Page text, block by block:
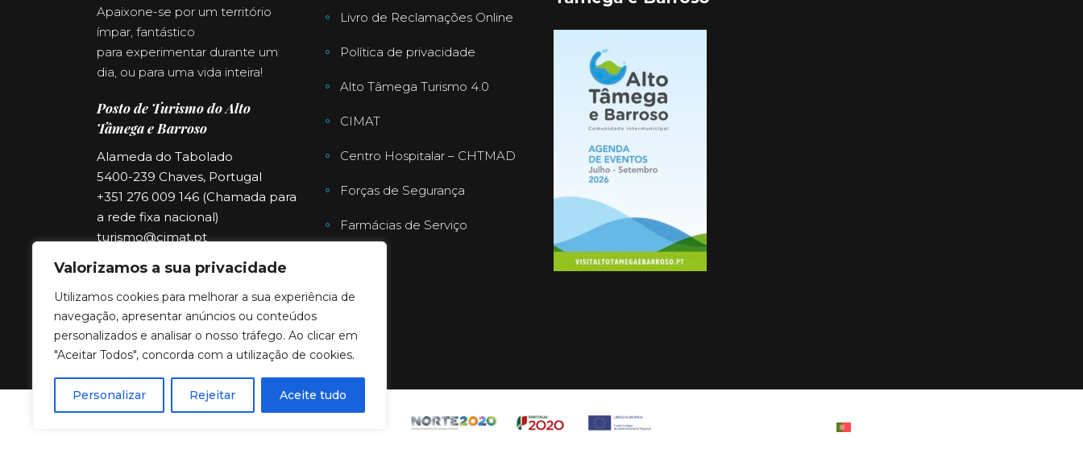
Valorizamos a sua privacidade
Utilizamos cookies para melhorar a sua experiência de
navegação, apresentar anúncios ou conteúdos
personalizados e analisar o nosso tráfego. Ao clicar em
"Aceitar Todos", concorda com a utilização de cookies.
Personalizar Rejeitar Aceite tudo
Apaixone-se por um território
ímpar, fantástico
para experimentar durante um
dia, ou para uma vida inteira!
Posto de Turismo do Alto
Tâmega e Barroso
Alameda do Tabolado
5400-239 Chaves, Portugal
+351 276 009 146 (Chamada para
a rede fixa nacional)
turismo@cimat.pt
Livro de Reclamações Online
Política de privacidade
Alto Tâmega Turismo 4.0
CIMAT
Centro Hospitalar – CHTMAD
Forças de Segurança
Farmácias de Serviço